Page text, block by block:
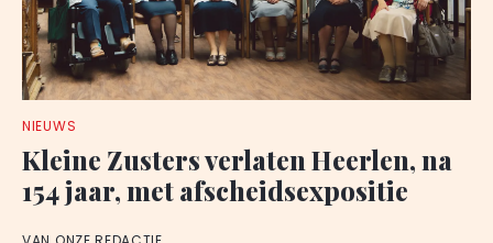
NIEUWS
Kleine Zusters verlaten Heerlen, na
154 jaar, met afscheidsexpositie